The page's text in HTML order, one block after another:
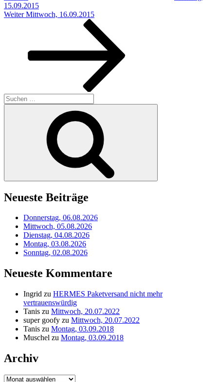
15.09.2015
Nächster
Weiter Mittwoch, 16.09.2015
Suchen
nach:
Neueste Beiträge
Donnerstag, 06.08.2026
Mittwoch, 05.08.2026
Dienstag, 04.08.2026
Montag, 03.08.2026
Sonntag, 02.08.2026
Neueste Kommentare
Ingrid zu HERMES Paketversand nicht mehr
vertrauenswürdig
Tanis zu Mittwoch, 20.07.2022
super goofy zu Mittwoch, 20.07.2022
Tanis zu Montag, 03.09.2018
Muschel zu Montag, 03.09.2018
Archiv
Archiv